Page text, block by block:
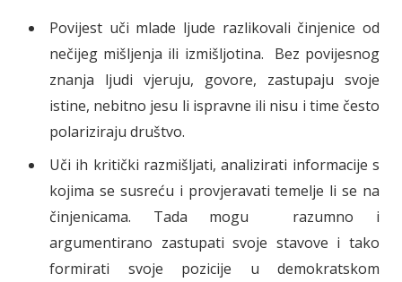
Povijest uči mlade ljude razlikovali činjenice od
nečijeg mišljenja ili izmišljotina. Bez povijesnog
znanja ljudi vjeruju, govore, zastupaju svoje
istine, nebitno jesu li ispravne ili nisu i time često
polariziraju društvo.
Uči ih kritički razmišljati, analizirati informacije s
kojima se susreću i provjeravati temelje li se na
činjenicama. Tada mogu razumno i
argumentirano zastupati svoje stavove i tako
formirati svoje pozicije u demokratskom